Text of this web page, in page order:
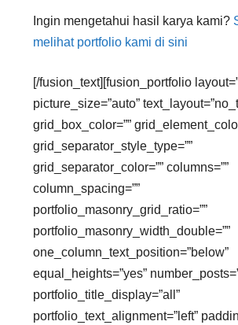
Ingin mengetahui hasil karya kami?
melihat portfolio kami di sini
[/fusion_text][fusion_portfolio
picture_size=”auto”
grid_box_color=””
grid_separator_style_type=””
grid_separator_color=”” columns=””
column_spacing=””
portfolio_masonry_grid_ratio=””
portfolio_masonry_width_double=””
one_column_text_position=”below”
equal_heights=”yes”
portfolio_title_display=”all”
portfolio_text_alignment=”left”